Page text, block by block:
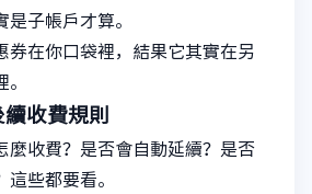
是子帳戶才算。
券在你口袋裡，結果它其實在另
收費規則
麼收費？是否會自動延續？是否
這些都要看。